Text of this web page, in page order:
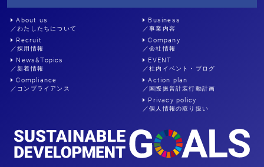
About us
／わたしたちについて
Business
／事業内容
Recruit
／採用情報
Company
／会社情報
News&Topics
／新着情報
EVENT
／社内イベント・ブログ
Compliance
／コンプライアンス
Action plan
／国際振音計装行動計画
Privacy policy
／個人情報の取り扱い